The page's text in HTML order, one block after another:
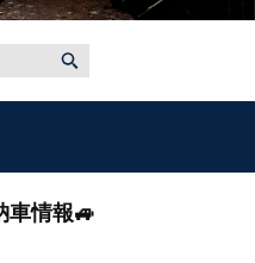
情報🚙